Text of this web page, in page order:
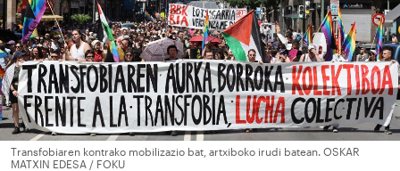
Transfobiaren kontrako mobilizazio bat, artxiboko irudi batean. OSKAR
MATXIN EDESA / FOKU